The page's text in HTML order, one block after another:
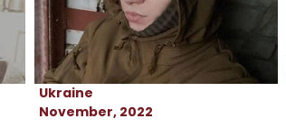
Ukraine
November, 2022